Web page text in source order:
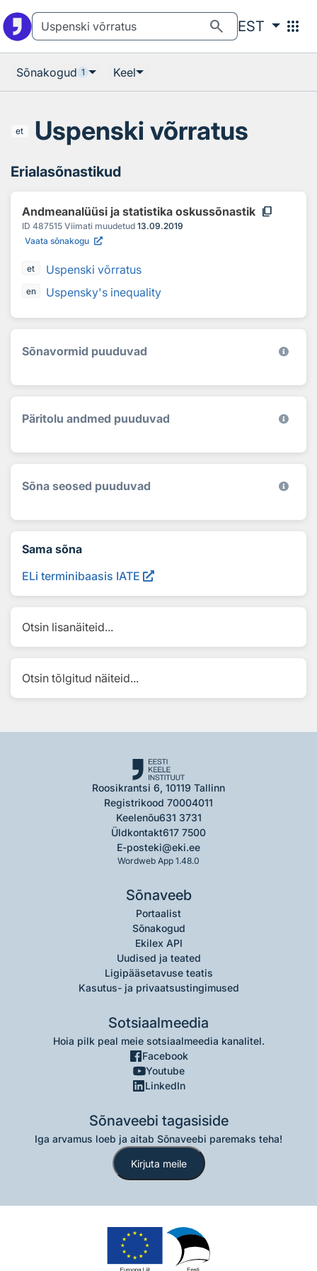
search EST apps
Sõnakogud 1 Keel
et Uspenski võrratus
Erialasõnastikud
Andmeanalüüsi ja statistika oskussõnastik content_copy
ID 487515 Viimati muudetud 13.09.2019
Vaata sõnakogu
et Uspenski võrratus
en Uspensky's inequality
Sõnavormid puuduvad
Päritolu andmed puuduvad
Sõna seosed puuduvad
Sama sõna
ELi terminibaasis IATE
Otsin lisanäiteid...
Otsin tõlgitud näiteid...
Roosikrantsi 6, 10119 Tallinn
Registrikood 70004011
Keelenõu631 3731
Üldkontakt617 7500
E-posteki@eki.ee
Wordweb App 1.48.0
Sõnaveeb
Portaalist
Sõnakogud
Ekilex API
Uudised ja teated
Ligipääsetavuse teatis
Kasutus- ja privaatsustingimused
Sotsiaalmeedia
Hoia pilk peal meie sotsiaalmeedia kanalitel.
Facebook
Youtube
LinkedIn
Sõnaveebi tagasiside
Iga arvamus loeb ja aitab Sõnaveebi paremaks teha!
Kirjuta meile